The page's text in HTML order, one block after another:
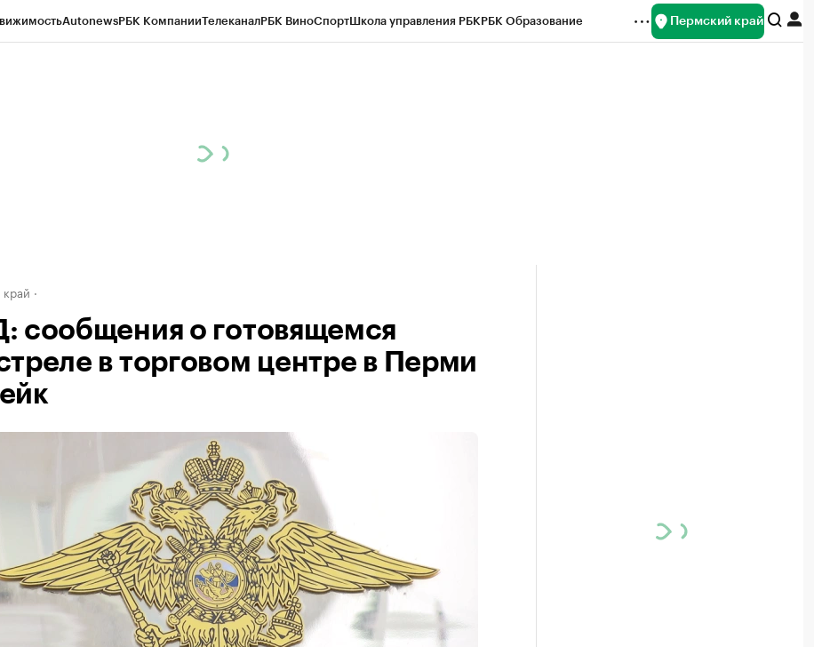
AutonewsРБК КомпанииТелеканалРБК ВиноСпортШкола управления РБКРБК Образование Пермский край
сообщения о готовящемся
в торговом центре в Перми